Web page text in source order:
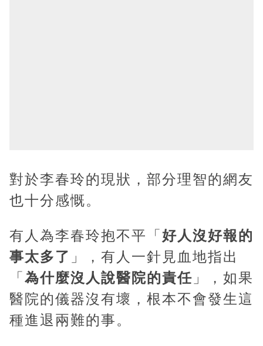
對於李春玲的現狀，部分理智的網友
也十分感慨。
有人為李春玲抱不平「好人沒好報的
事太多了 」，有人一針見血地指出
「為什麼沒人說醫院的責任 」，如果
醫院的儀器沒有壞，根本不會發生這
種進退兩難的事。